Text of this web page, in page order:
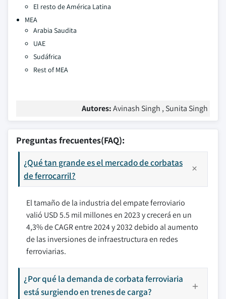
El resto de América Latina
MEA
Arabia Saudita
UAE
Sudáfrica
Rest of MEA
Autores:Avinash Singh , Sunita Singh
Preguntas frecuentes(FAQ):
¿Qué tan grande es el mercado de corbatas
de ferrocarril?
El tamaño de la industria del empate ferroviario
valió USD 5.5 mil millones en 2023 y crecerá en un
4,3% de CAGR entre 2024 y 2032 debido al aumento
de las inversiones de infraestructura en redes
ferroviarias.
¿Por qué la demanda de corbata ferroviaria
está surgiendo en trenes de carga?